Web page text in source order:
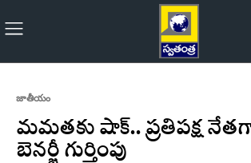
జాతీయం
మమతకు షాక్.. ప్రతిపక్ష
బెనర్జీ గుర్తింపు